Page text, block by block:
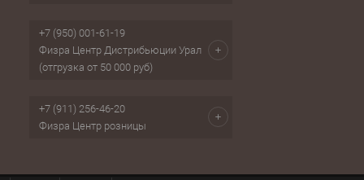
+7 (950) 001-61-19
Физра Центр Дистрибьюции Урал
(отгрузка от 50 000 руб)
+7 (911) 256-46-20
Физра Центр розницы